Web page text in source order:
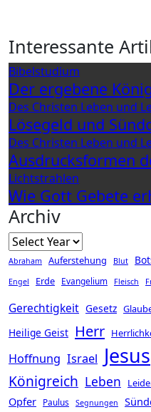
Interessante
Bibelstudium
Der ergebene
Des Christen Leben und
Lösegeld und
Des Christen Leben und
Ausdrucksformen
Lichtstrahlen
Wie Gott Gebete
Archiv
Abraham Auferstehung Blut
Engel Erde Evangelium Fleisch
Gerechtigkeit Gesetz
Heilige Geist Herr
Hoffnung Israel Jesus
Königreich Leben
Opfer Paulus Segnungen